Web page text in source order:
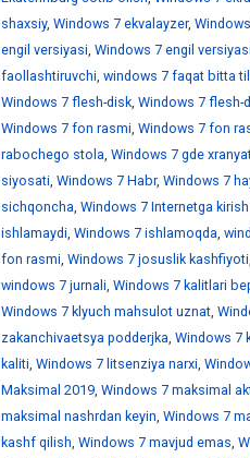
shaxsiy, Windows 7 ekvalayzer,
engil versiyasi, Windows 7 engil versiyasi
faollashtiruvchi, windows 7 faqat bitta
Windows 7 flesh-disk, Windows 7 flesh-
Windows 7 fon rasmi, Windows 7 fon
rabochego stola, Windows 7 gde
siyosati, Windows 7 Habr, Windows 7
sichqoncha, Windows 7 Internetga
ishlamaydi, Windows 7 ishlamoqda,
fon rasmi, Windows 7 josuslik kashfiyoti,
windows 7 jurnali, Windows 7 kalitlari
Windows 7 klyuch mahsulot uznat,
zakanchivaetsya podderjka, Windows 7
kaliti, Windows 7 litsenziya narxi,
Maksimal 2019, Windows 7 maksimal
maksimal nashrdan keyin, Windows 7
kashf qilish, Windows 7 mavjud emas,